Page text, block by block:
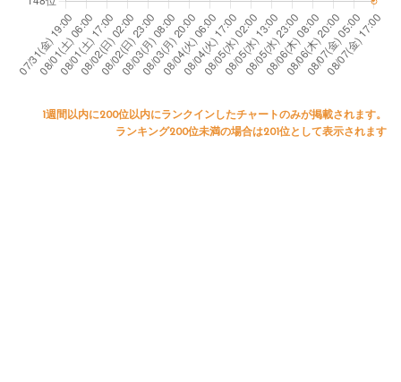
1週間以内に200位以内にランクインしたチャートのみが掲載されます。
ランキング200位未満の場合は201位として表示されます